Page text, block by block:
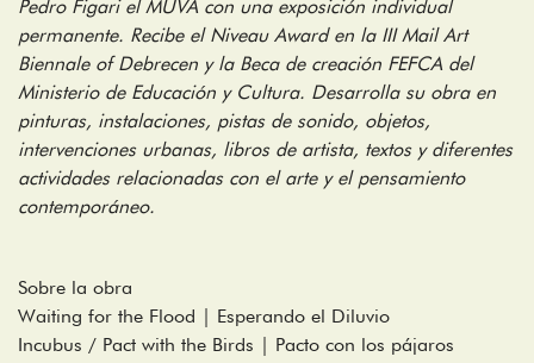
Pedro Figari el MUVA con una exposición individual
permanente. Recibe el Niveau Award en la III Mail Art
Biennale of Debrecen y la Beca de creación FEFCA del
Ministerio de Educación y Cultura. Desarrolla su obra en
pinturas, instalaciones, pistas de sonido, objetos,
intervenciones urbanas, libros de artista, textos y diferentes
actividades relacionadas con el arte y el pensamiento
contemporáneo.
Sobre la obra
Waiting for the Flood | Esperando el Diluvio
Incubus / Pact with the Birds | Pacto con los pájaros